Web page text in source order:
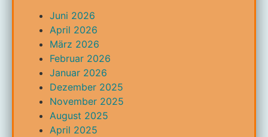
Juni 2026
April 2026
März 2026
Februar 2026
Januar 2026
Dezember 2025
November 2025
August 2025
April 2025